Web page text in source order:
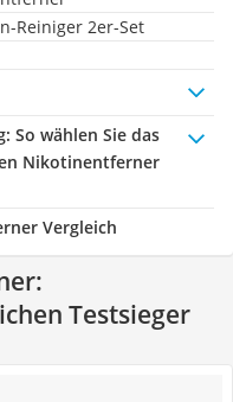
Reiniger 2er-Set
: So wählen Sie das
Nikotinentferner
Vergleich
Testsieger